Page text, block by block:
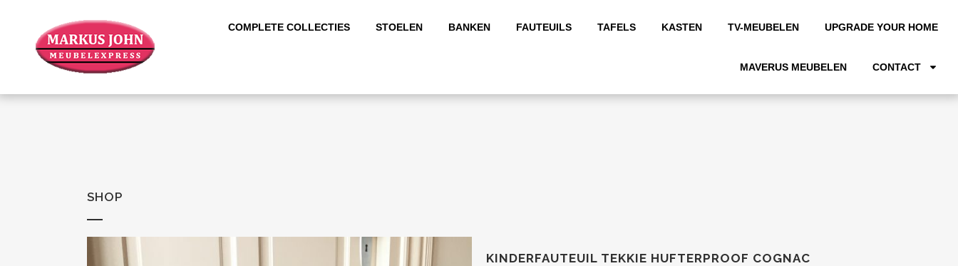
COMPLETE COLLECTIES STOELEN BANKEN FAUTEUILS TAFELS KASTEN TV-MEUBELEN UPGRADE YOUR HOME
MAVERUS MEUBELEN CONTACT
SHOP
KINDERFAUTEUIL TEKKIE HUFTERPROOF COGNAC